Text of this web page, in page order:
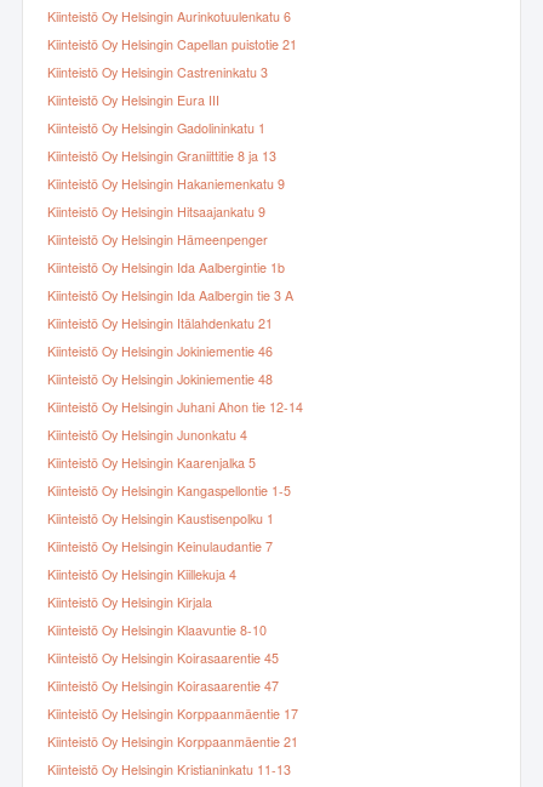
Kiinteistö Oy Helsingin Aurinkotuulenkatu 6
Kiinteistö Oy Helsingin Capellan puistotie 21
Kiinteistö Oy Helsingin Castreninkatu 3
Kiinteistö Oy Helsingin Eura III
Kiinteistö Oy Helsingin Gadolininkatu 1
Kiinteistö Oy Helsingin Graniittitie 8 ja 13
Kiinteistö Oy Helsingin Hakaniemenkatu 9
Kiinteistö Oy Helsingin Hitsaajankatu 9
Kiinteistö Oy Helsingin Hämeenpenger
Kiinteistö Oy Helsingin Ida Aalbergintie 1b
Kiinteistö Oy Helsingin Ida Aalbergin tie 3 A
Kiinteistö Oy Helsingin Itälahdenkatu 21
Kiinteistö Oy Helsingin Jokiniementie 46
Kiinteistö Oy Helsingin Jokiniementie 48
Kiinteistö Oy Helsingin Juhani Ahon tie 12-14
Kiinteistö Oy Helsingin Junonkatu 4
Kiinteistö Oy Helsingin Kaarenjalka 5
Kiinteistö Oy Helsingin Kangaspellontie 1-5
Kiinteistö Oy Helsingin Kaustisenpolku 1
Kiinteistö Oy Helsingin Keinulaudantie 7
Kiinteistö Oy Helsingin Kiillekuja 4
Kiinteistö Oy Helsingin Kirjala
Kiinteistö Oy Helsingin Klaavuntie 8-10
Kiinteistö Oy Helsingin Koirasaarentie 45
Kiinteistö Oy Helsingin Koirasaarentie 47
Kiinteistö Oy Helsingin Korppaanmäentie 17
Kiinteistö Oy Helsingin Korppaanmäentie 21
Kiinteistö Oy Helsingin Kristianinkatu 11-13